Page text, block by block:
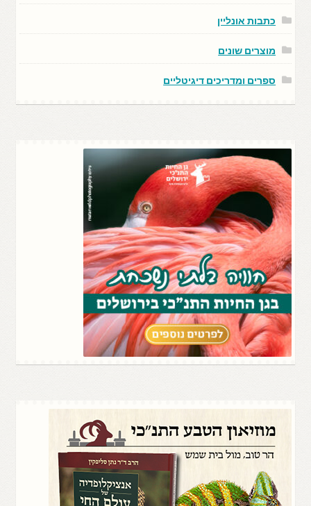
כתבות אונליין
מוצרים שונים
ספרים ומדריכים דיגיטליים